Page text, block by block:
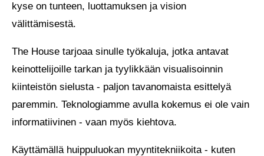
VISIOMME
Strateginen
neuvonta ja
rakenne
kyse on tunteen, luottamuksen ja vision
välittämisestä.
The House tarjoaa sinulle työkaluja, jotka antavat
keinottelijoille tarkan ja tyylikkään visualisoinnin
kiinteistön sielusta - paljon tavanomaista esittelyä
paremmin. Teknologiamme avulla kokemus ei ole vain
informatiivinen - vaan myös kiehtova.
Käyttämällä huippuluokan myyntitekniikoita - kuten